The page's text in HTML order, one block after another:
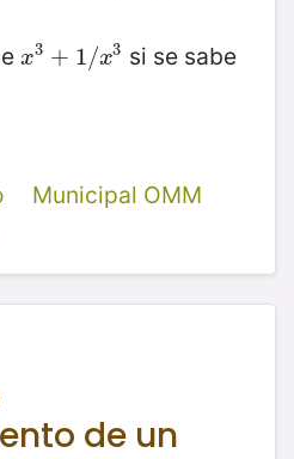
x3 + 1/x3
x3 +1 /x3
si se sabe
Municipal OMM
de un